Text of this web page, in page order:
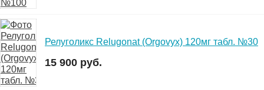
Релуголикс Relugonat (Orgovyx) 120мг табл. №30
15 900 руб.